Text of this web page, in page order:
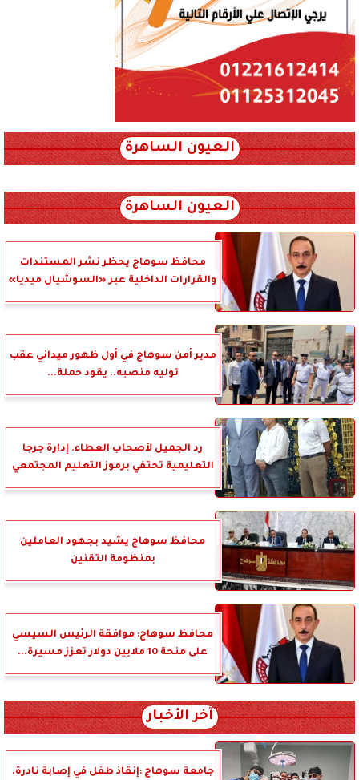
العيون الساهرة
العيون الساهرة
محافظ سوهاج يحظر نشر المستندات
والقرارات الداخلية عبر «السوشيال ميديا»
مدير أمن سوهاج في أول ظهور ميداني عقب
توليه منصبه.. يقود حملة...
رد الجميل لأصحاب العطاء. إدارة جرجا
التعليمية تحتفي برموز التعليم المجتمعي
محافظ سوهاج يشيد بجهود العاملين
بمنظومة التقنين
محافظ سوهاج: موافقة الرئيس السيسي
على منحة 10 ملايين دولار تعزز مسيرة...
آخر الأخبار
جامعة سوهاج :إنقاذ طفل في إصابة نادرة.